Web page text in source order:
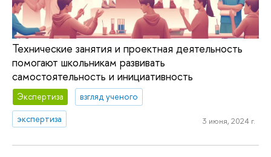
Технические занятия и проектная деятельность
помогают школьникам развивать
самостоятельность и инициативность
Экспертиза
взгляд ученого
экспертиза
3 июня, 2024 г.